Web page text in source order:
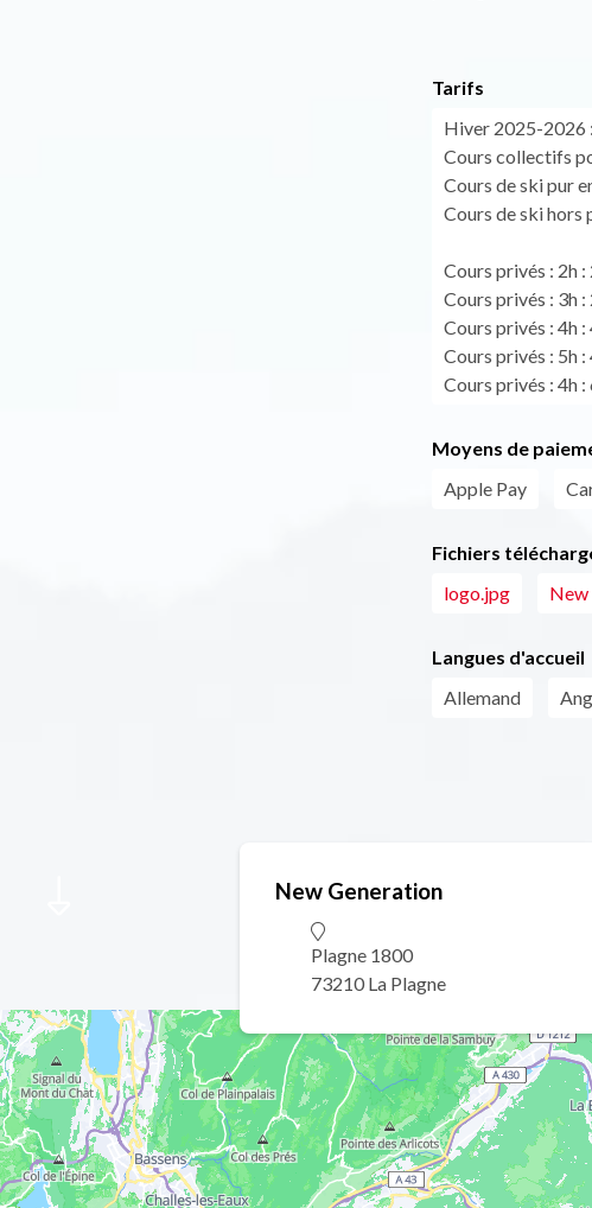
Tarifs
Hiver 2025-2026 :
Cours collectifs
Cours de ski pur
Cours de ski hors
Cours privés : 2h
Cours privés : 3h
Cours privés : 4h
Cours privés : 5h
Cours privés : 4h :
Moyens de
Apple Pay
Fichiers
logo.jpg
New
Langues d'accueil
Allemand
New Generation
Plagne 1800
73210 La Plagne